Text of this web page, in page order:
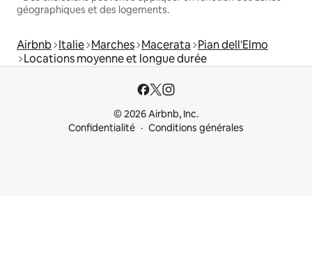
géographiques et des logements.
Airbnb Italie Marches Macerata Pian dell'Elmo
Locations moyenne et longue durée
© 2026 Airbnb, Inc.
Confidentialité
Conditions générales